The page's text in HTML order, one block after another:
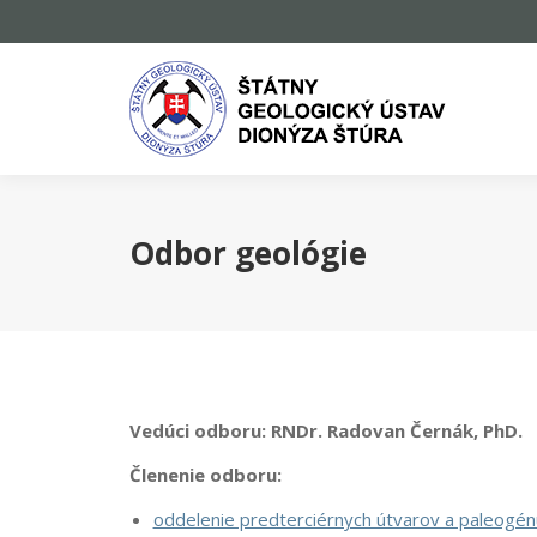
Odbor geológie
Vedúci odboru: RNDr. Radovan Černák, PhD.
Členenie odboru:
oddelenie predterciérnych útvarov a